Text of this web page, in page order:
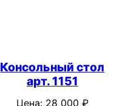
Консольный стол
арт. 1151
Цена: 28 000 ₽